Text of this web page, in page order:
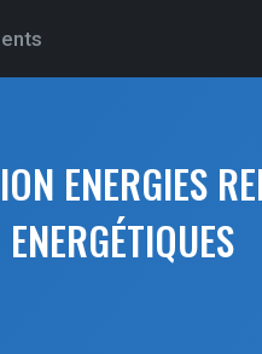
ENERGIES
ENERGÉTIQUES